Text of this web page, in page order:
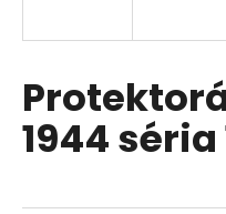
1944 séria
s
ť
?